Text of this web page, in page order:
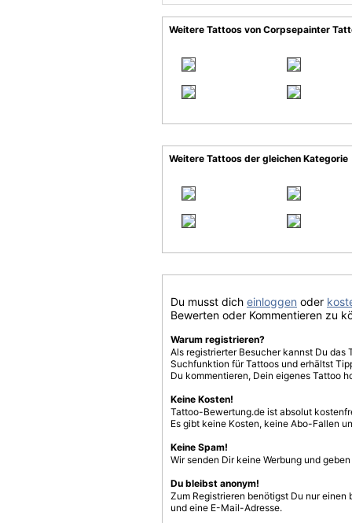
Weitere Tattoos von Corpsepainter
Weitere Tattoos der gleichen Kategorie
Du musst dich einloggen oder
Bewerten oder Kommentieren zu
Warum registrieren?
Als registrierter Besucher kannst Du
Suchfunktion für Tattoos und erhältst
Du kommentieren, Dein eigenes Tattoo
Keine Kosten!
Tattoo-Bewertung.de ist absolut
Es gibt keine Kosten, keine Abo-Fallen
Keine Spam!
Wir senden Dir keine Werbung und
Du bleibst anonym!
Zum Registrieren benötigst Du nur einen
und eine E-Mail-Adresse.